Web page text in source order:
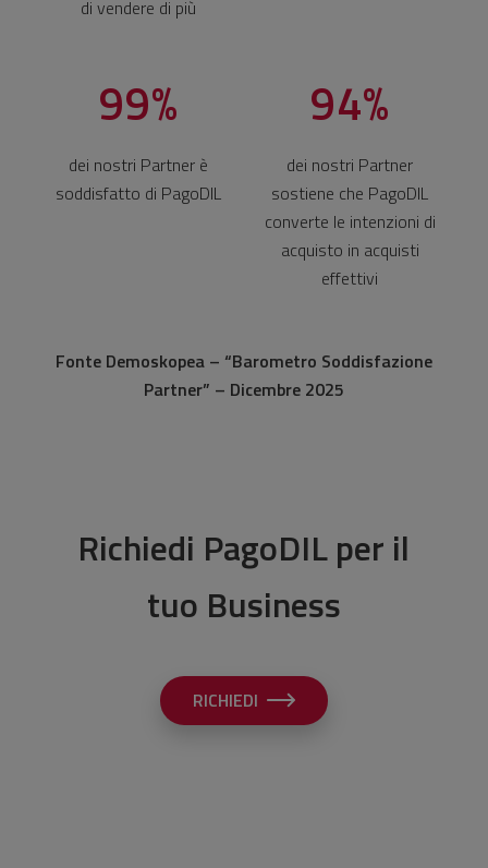
di vendere di più
99%
dei nostri Partner è
soddisfatto di PagoDIL
94%
dei nostri Partner
sostiene che PagoDIL
converte le intenzioni di
acquisto in acquisti
effettivi
Fonte Demoskopea – “Barometro Soddisfazione
Partner” – Dicembre 2025
Richiedi PagoDIL per il
tuo Business
RICHIEDI